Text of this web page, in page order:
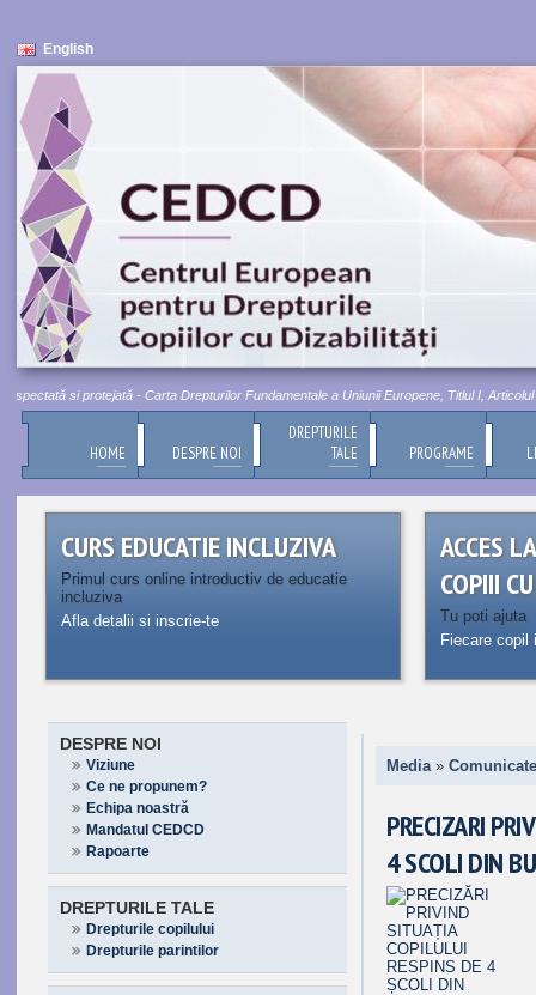
English
si protejată - Carta Drepturilor Fundamentale a Uniunii Europene, Titlul I, Articolul 1
HOME DESPRE NOI
DREPTURILE
TALE
PROGRAME
CURS EDUCATIE INCLUZIVA
Primul curs online introductiv de educatie
incluziva
Afla detalii si inscrie-te
ACCES
COPIII
Tu poti ajuta
Fiecare
DESPRE NOI
Viziune
Ce ne propunem?
Echipa noastră
Mandatul CEDCD
Rapoarte
DREPTURILE TALE
Drepturile copilului
Drepturile parintilor
Media»
PRECIZARI
4 SCOLI DIN